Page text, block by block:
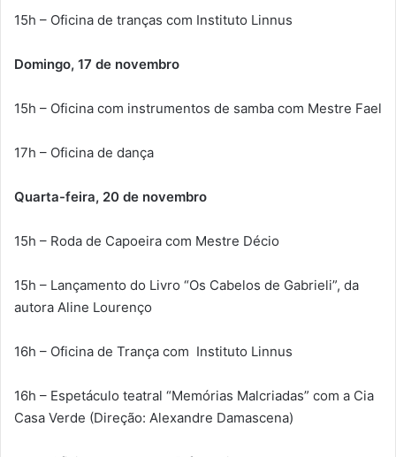
15h – Oficina de tranças com Instituto Linnus
Domingo, 17 de novembro
15h – Oficina com instrumentos de samba com Mestre Fael
17h – Oficina de dança
Quarta-feira, 20 de novembro
15h – Roda de Capoeira com Mestre Décio
15h – Lançamento do Livro “Os Cabelos de Gabrieli”, da
autora Aline Lourenço
16h – Oficina de Trança com Instituto Linnus
16h – Espetáculo teatral “Memórias Malcriadas” com a Cia
Casa Verde (Direção: Alexandre Damascena)